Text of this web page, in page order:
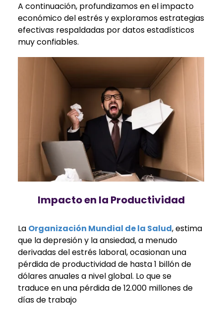
A continuación, profundizamos en el impacto
económico del estrés y exploramos estrategias
efectivas respaldadas por datos estadísticos
muy confiables.
Impacto en la Productividad
La Organización Mundial de la Salud, estima
que la depresión y la ansiedad, a menudo
derivadas del estrés laboral, ocasionan una
pérdida de productividad de hasta 1 billón de
dólares anuales a nivel global. Lo que se
traduce enuna pérdida de 12.000 millones de
días de trabajo